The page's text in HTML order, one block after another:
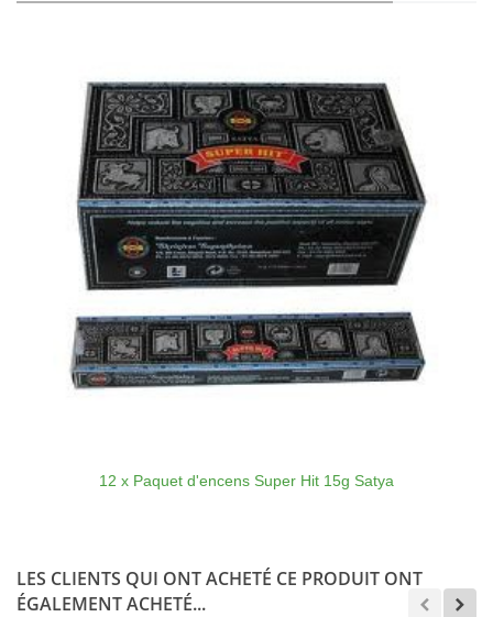
12 x Paquet d'encens Super Hit 15g Satya
LES CLIENTS QUI ONT ACHETÉ CE PRODUIT ONT
ÉGALEMENT ACHETÉ...